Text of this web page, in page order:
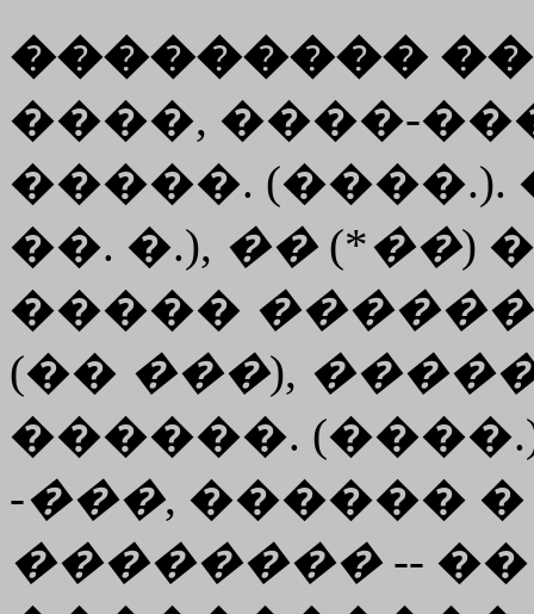
���������
����, ����-
�����. (����.).
��. �.), ��(*��)
�����
(�� ���),
������.
-���, ������
��������--